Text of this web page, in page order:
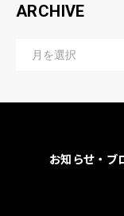
ARCHIVE
お知らせ・ブ